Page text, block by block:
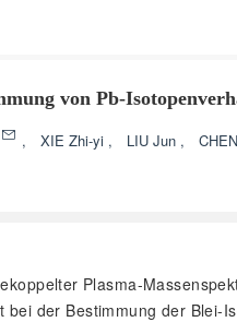
von Pb-
, XIE Zhi-yi , LIU Jun ,
Plasma-
der Bestimmung der